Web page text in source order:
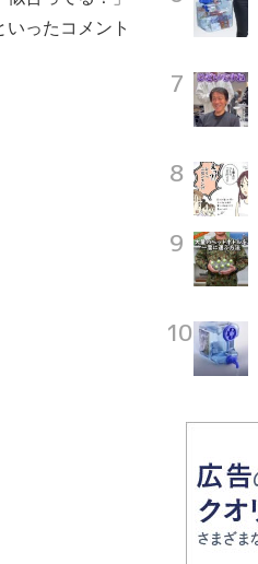
いったコメント